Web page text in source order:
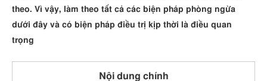
theo. Vì vậy, làm theo tất cả các biện pháp phòng ngừa
dưới đây và có biện pháp điều trị kịp thời là điều quan
trọng
Nội dung chính